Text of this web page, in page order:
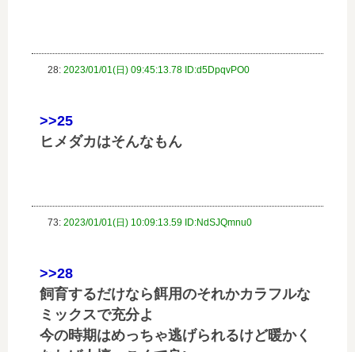
28: 2023/01/01(日) 09:45:13.78 ID:d5DpqvPO0
>>25
ヒメダカはそんなもん
73: 2023/01/01(日) 10:09:13.59 ID:NdSJQmnu0
>>28
飼育するだけなら餌用のそれかカラフルな
ミックスで充分よ
今の時期はめっちゃ逃げられるけど暖かく